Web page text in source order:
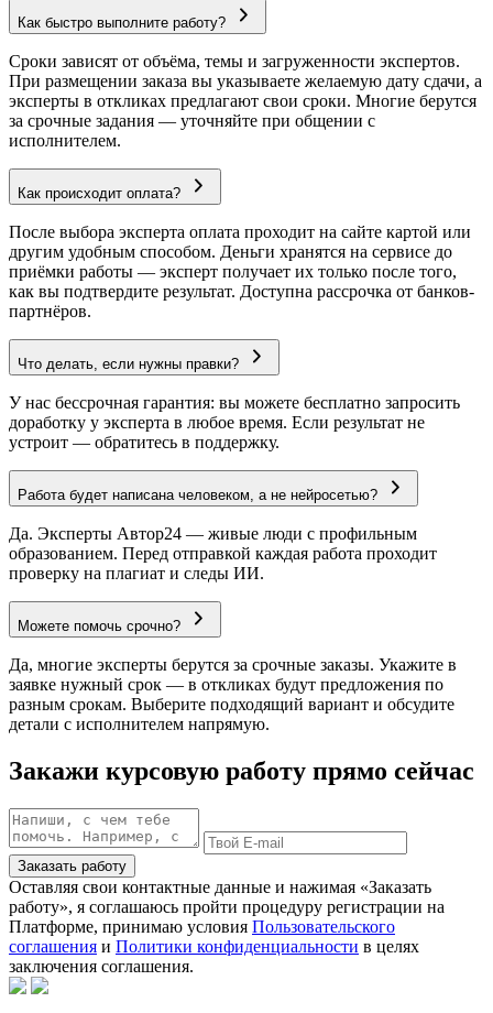
Как быстро выполните работу?
Сроки зависят от объёма, темы и загруженности экспертов.
При размещении заказа вы указываете желаемую дату сдачи, а
эксперты в откликах предлагают свои сроки. Многие берутся
за срочные задания — уточняйте при общении с
исполнителем.
Как происходит оплата?
После выбора эксперта оплата проходит на сайте картой или
другим удобным способом. Деньги хранятся на сервисе до
приёмки работы — эксперт получает их только после того,
как вы подтвердите результат. Доступна рассрочка от банков-
партнёров.
Что делать, если нужны правки?
У нас бессрочная гарантия: вы можете бесплатно запросить
доработку у эксперта в любое время. Если результат не
устроит — обратитесь в поддержку.
Работа будет написана человеком, а не нейросетью?
Да. Эксперты Автор24 — живые люди с профильным
образованием. Перед отправкой каждая работа проходит
проверку на плагиат и следы ИИ.
Можете помочь срочно?
Да, многие эксперты берутся за срочные заказы. Укажите в
заявке нужный срок — в откликах будут предложения по
разным срокам. Выберите подходящий вариант и обсудите
детали с исполнителем напрямую.
Закажи курсовую работу прямо сейчас
Заказать работу
Оставляя свои контактные данные и нажимая «Заказать
работу», я соглашаюсь пройти процедуру регистрации на
Платформе, принимаю условия Пользовательского
соглашения и Политики конфиденциальности в целях
заключения соглашения.